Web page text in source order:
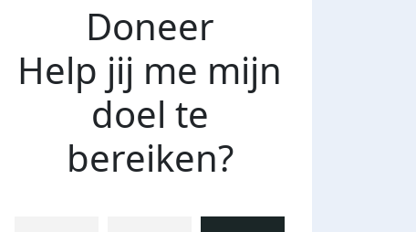
Doneer
Help jij me mijn
doel te
bereiken?